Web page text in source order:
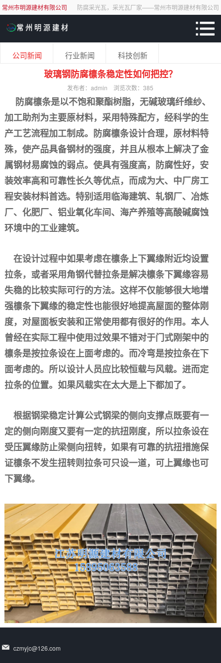
常州市明源建材有限公司 防腐采光瓦，采光瓦厂家——常州市明源建材有限公司
公司新闻 行业新闻 科技创新
玻璃钢防腐檩条稳定性如何把控？
发布者：admin 浏览次数：385
防腐檩条是以不饱和聚酯树脂，无碱玻璃纤维纱、
加工助剂为主要原材料，采用特殊配方，经科学的生
产工艺流程加工制成。防腐檩条设计合理，原材料特
殊，使产品具备钢材的强度，并且从根本上解决了金
属钢材易腐蚀的弱点。使具有强度高，防腐性好，安
装效率高和可靠性长久等优点，而成为大、中厂房工
程安装材料首选。特别适用临海建筑、轧钢厂、冶炼
厂、化肥厂、铝业氧化车间、海产养殖等高酸碱腐蚀
环境中的工业建筑。
在设计过程中如果考虑在檩条上下翼缘附近均设置
拉条，或者采用角钢代替拉条是解决檩条下翼缘容易
失稳的比较实际可行的方法。这样不仅能够很大地增
强檩条下翼缘的稳定性也能很好地提高屋面的整体刚
度，对屋面板安装和正常使用都有很好的作用。本人
曾经在实际工程中使用过效果不错对于门式刚架中的
檩条是按拉条设在上面考虑的。而冷弯是按拉条在下
面考虑的。所以设计人员应比较恒载与风载。进而定
拉条的位置。如果风载实在太大是上下都加了。
根据钢梁稳定计算公式钢梁的侧向支撑点既要有一
定的侧向刚度又要有一定的抗扭刚度，所以拉条设在
受压翼缘防止梁侧向扭转，如果有可靠的抗扭措施保
证檩条不发生扭转则拉条可只设一道，可上翼缘也可
下翼缘。
czmyjc@126.com